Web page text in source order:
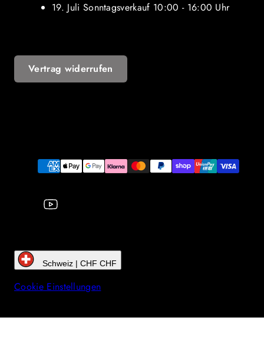
19. Juli Sonntagsverkauf 10:00 - 16:00 Uhr
Vertrag widerrufen
Zahlungsarten
YouTube
Schweiz | CHF CHF
Cookie Einstellungen